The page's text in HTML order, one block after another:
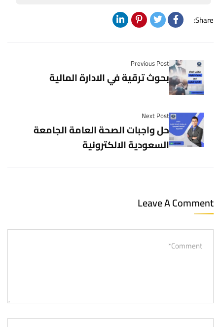
Share:
Previous Post
بحوث ترقية في الادارة المالية
Next Post
حل واجبات الصحة العامة الجامعة
السعودية الالكترونية
Leave A Comment